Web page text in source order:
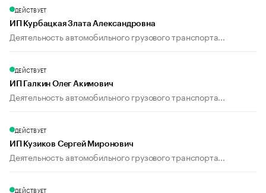
ДЕЙСТВУЕТ
ИП Курбацкая Злата Александровна
Деятельность автомобильного грузового транспорта...
ДЕЙСТВУЕТ
ИП Галкин Олег Акимович
Деятельность автомобильного грузового транспорта...
ДЕЙСТВУЕТ
ИП Кузиков Сергей Миронович
Деятельность автомобильного грузового транспорта...
ДЕЙСТВУЕТ